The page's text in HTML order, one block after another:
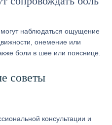
наблюдаться ощущение
онемение или
боли в шее или пояснице.
советы
консультации и